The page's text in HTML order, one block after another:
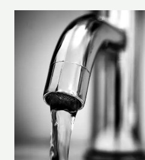
IN
LONDEN?
TARIEVEN,
TIPS
EN
ALTERNATIEVEN